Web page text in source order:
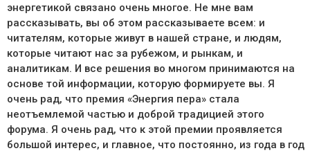
энергетикой связано очень многое. Не мне вам
рассказывать, вы об этом рассказываете всем: и
читателям, которые живут в нашей стране, и людям,
которые читают нас за рубежом, и рынкам, и
аналитикам. И все решения во многом принимаются на
основе той информации, которую формируете вы. Я
очень рад, что премия «Энергия пера» стала
неотъемлемой частью и доброй традицией этого
форума. Я очень рад, что к этой премии проявляется
большой интерес, и главное, что постоянно, из года в год